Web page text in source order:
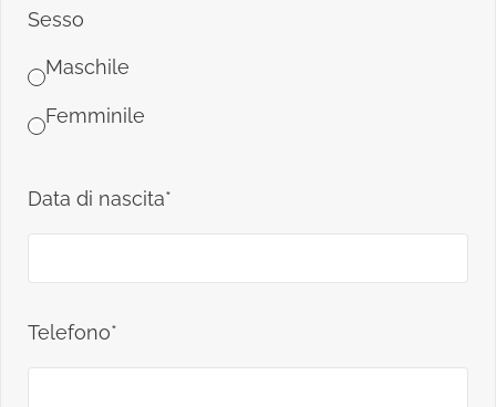
Sesso
Maschile
Femminile
Data di nascita*
Telefono*